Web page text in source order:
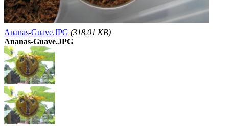
Ananas-Guave.JPG (318.01 KB)
Ananas-Guave.JPG